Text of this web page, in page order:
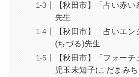
【秋田市】「占い赤
先生
【秋田市】「占いエ
(ちづる)先生
【秋田市】「フォー
児玉未知子(こだまみ